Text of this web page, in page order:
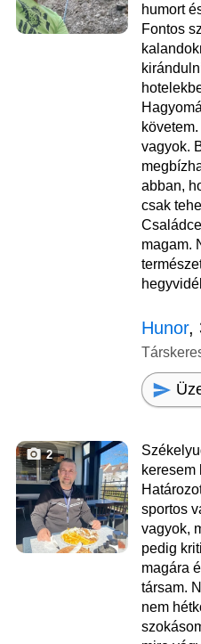
humort
Fontos
vagyok.
abban,
csak
magam.
Hunor,
2
keresem
sportos
vagyok,
pedig
magára
társam.
nem